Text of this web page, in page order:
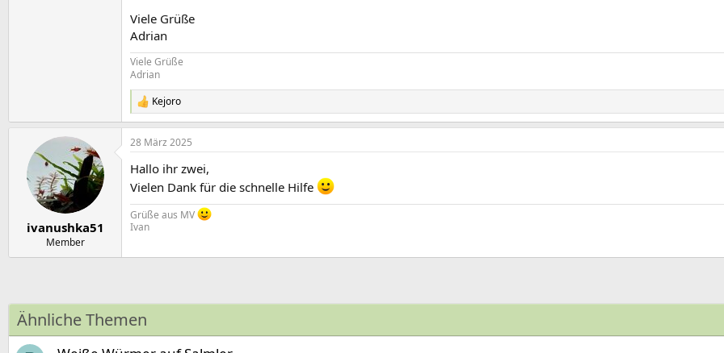
Viele Grüße
Adrian
Viele Grüße
Adrian
R
e
a
k
i
o
n
e
n
:
Kejoro
ivanushka51
Member
28 März 2025
Hallo ihr zwei,
Vielen Dank für die schnelle Hilfe
Grüße aus MV
Ivan
Ähnliche Themen